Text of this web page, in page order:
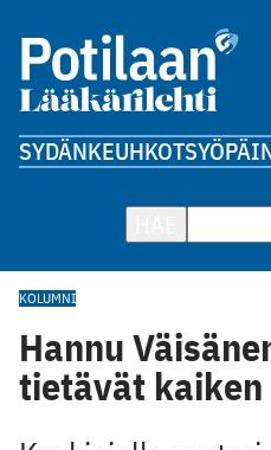
SYDÄNKEUHKOTSYÖPÄ
KOLUMNI
Hannu
tietävät kaiken